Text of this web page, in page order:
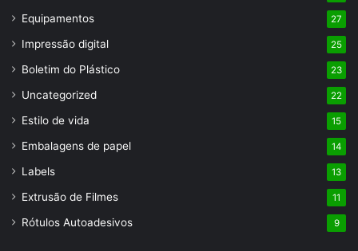
Equipamentos 27
Impressão digital 25
Boletim do Plástico 23
Uncategorized 22
Estilo de vida 15
Embalagens de papel 14
Labels 13
Extrusão de Filmes 11
Rótulos Autoadesivos 9